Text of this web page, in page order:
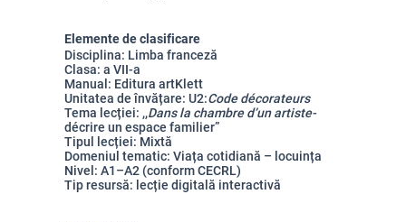
Elemente de clasificare
Disciplina: Limba franceză
Clasa: a VII-a
Manual: Editura artKlett
Unitatea de învățare: U2:Code décorateurs
Tema lecției: ,,Dans la chambred’unartiste-
décrire un espace familier”
Tipul lecției: Mixtă
Domeniul tematic: Viața cotidiană – locuința
Nivel: A1–A2 (conform CECRL)
Tip resursă: lecție digitală interactivă